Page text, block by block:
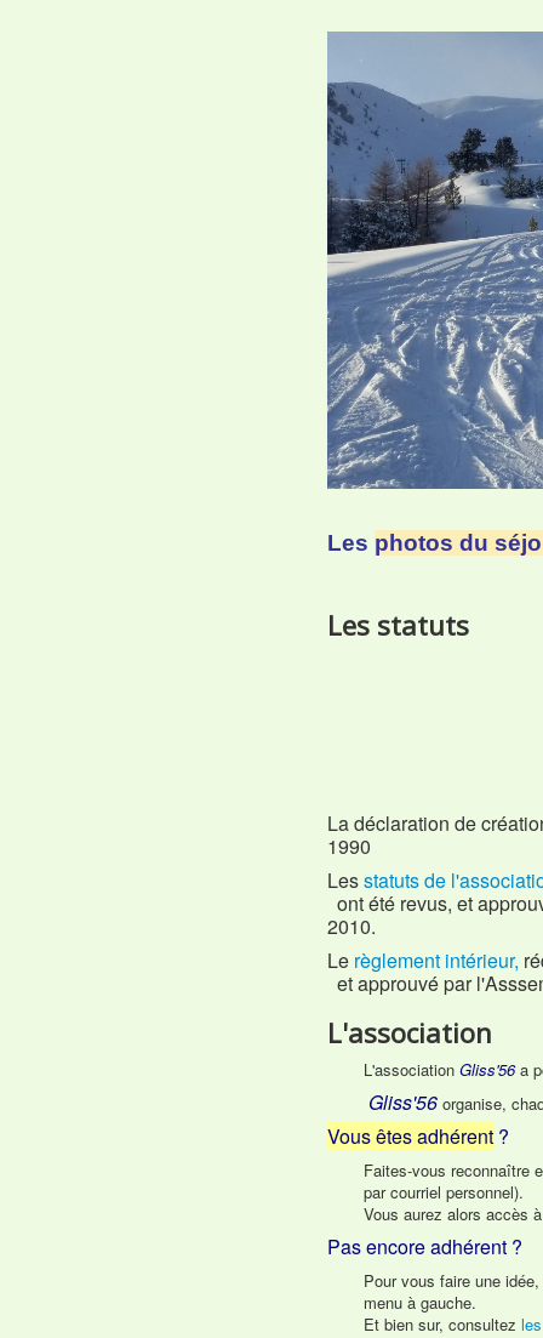
Les photos du
Les statuts
La déclaration de
1990
Lesstatuts de
ont été revus, et
2010.
Le règlement intérieur,
et approuvé par
L'association
L'association Gliss'56a
Gliss'56 organise,
Vous êtes adhérent?
Faites-vous reconnaître
par courriel personnel).
Vous aurez alors accès
Pas encore adhérent ?
Pour vous faire une
menu à gauche.
Et bien sur, consultez